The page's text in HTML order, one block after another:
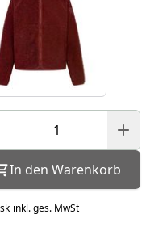
In den Warenkorb
inkl. ges. MwSt